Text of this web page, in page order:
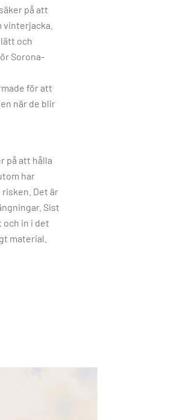
på att
och
Sorona-
för att
när de blir
på att hålla
har
Det är
Sist
in i det
material.